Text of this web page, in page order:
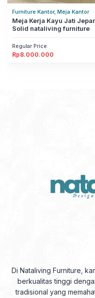
Furniture Kantor, Meja Kantor
Meja Kerja Kayu Jati
Solid nataliving furniture
Regular Price
Rp8.000.000
Di Nataliving Furniture,
berkualitas tinggi
tradisional yang